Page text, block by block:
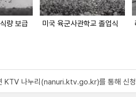
량 보급 미국 육군사관학교 졸업식
KTV 나누리(nanuri.ktv.go.kr)를 통해 신